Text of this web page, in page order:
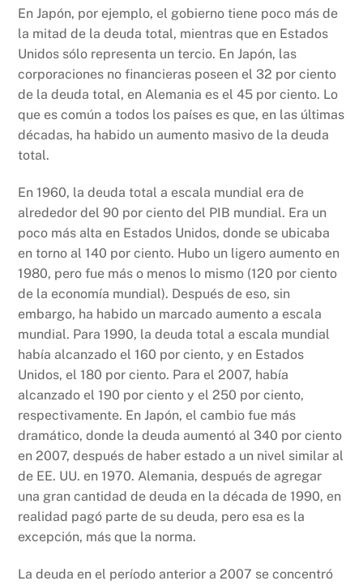
En Japón, por ejemplo, el gobierno tiene poco más de
la mitad de la deuda total, mientras que en Estados
Unidos sólo representa un tercio. En Japón, las
corporaciones no financieras poseen el 32 por ciento
de la deuda total, en Alemania es el 45 por ciento. Lo
que es común a todos los países es que, en las últimas
décadas, ha habido un aumento masivo de la deuda
total.
En 1960, la deuda total a escala mundial era de
alrededor del 90 por ciento del PIB mundial. Era un
poco más alta en Estados Unidos, donde se ubicaba
en torno al 140 por ciento. Hubo un ligero aumento en
1980, pero fue más o menos lo mismo (120 por ciento
de la economía mundial). Después de eso, sin
embargo, ha habido un marcado aumento a escala
mundial. Para 1990, la deuda total a escala mundial
había alcanzado el 160 por ciento, y en Estados
Unidos, el 180 por ciento. Para el 2007, había
alcanzado el 190 por ciento y el 250 por ciento,
respectivamente. En Japón, el cambio fue más
dramático, donde la deuda aumentó al 340 por ciento
en 2007, después de haber estado a un nivel similar al
de EE. UU. en 1970. Alemania, después de agregar
una gran cantidad de deuda en la década de 1990, en
realidad pagó parte de su deuda, pero esa es la
excepción, más que la norma.
La deuda en el período anterior a 2007 se concentró